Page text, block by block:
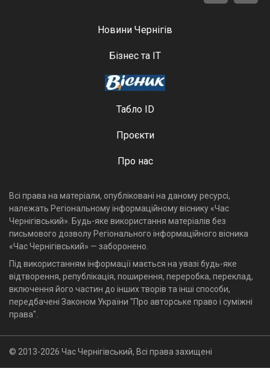
Новини Чернігів
Бізнес та ІТ
Табло ID
Проєкти
Про нас
Всі права на матеріали, опубліковані на даному ресурсі,
належать Регіональному інформаційному віснику «Час
Чернігівський». Будь-яке використання матеріалів без
письмового дозволу Регіонального інформаційного вісника
«Час Чернігівський» — заборонено.
Під використанням інформації мається на увазі будь-яке
відтворення, републікація, поширення, переробка, переклад,
включення його частин до інших творів та інші способи,
передбачені Законом України "Про авторське право і суміжні
права".
© 2013-2026 Час Чернігівський, Всі права захищені